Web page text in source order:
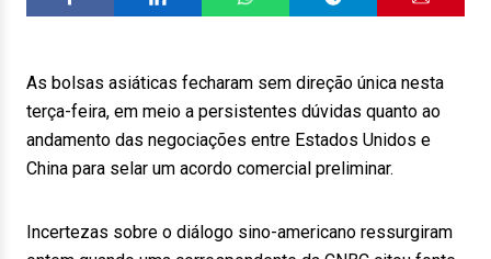
As bolsas asiáticas fecharam sem direção única nesta
terça-feira, em meio a persistentes dúvidas quanto ao
andamento das negociações entre Estados Unidos e
China para selar um acordo comercial preliminar.
Incertezas sobre o diálogo sino-americano ressurgiram